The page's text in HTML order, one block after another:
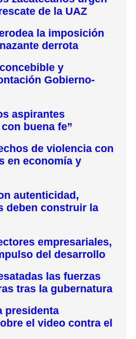
de la UAZ
la imposición
derrota
y
Gobierno-
aspirantes
buena fe”
de violencia con
en economía y
autenticidad,
deben construir la
empresariales,
del desarrollo
las fuerzas
tras la gubernatura
presidenta
el video contra el